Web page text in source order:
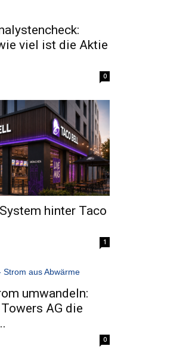
viel ist die Aktie
0
hinter Taco
1
umwandeln:
AG die
0